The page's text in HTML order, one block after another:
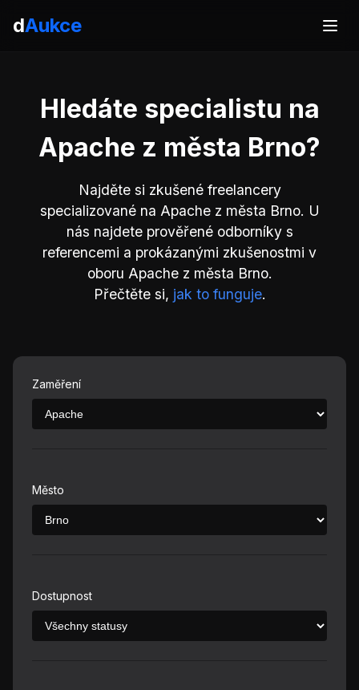
dAukce
Hledáte specialistu na
Apache z města Brno?
Najděte si zkušené freelancery
specializované na Apache z města Brno. U
nás najdete prověřené odborníky s
referencemi a prokázanými zkušenostmi v
oboru Apache z města Brno.
Přečtěte si, jak to funguje.
Zaměření
Město
Dostupnost